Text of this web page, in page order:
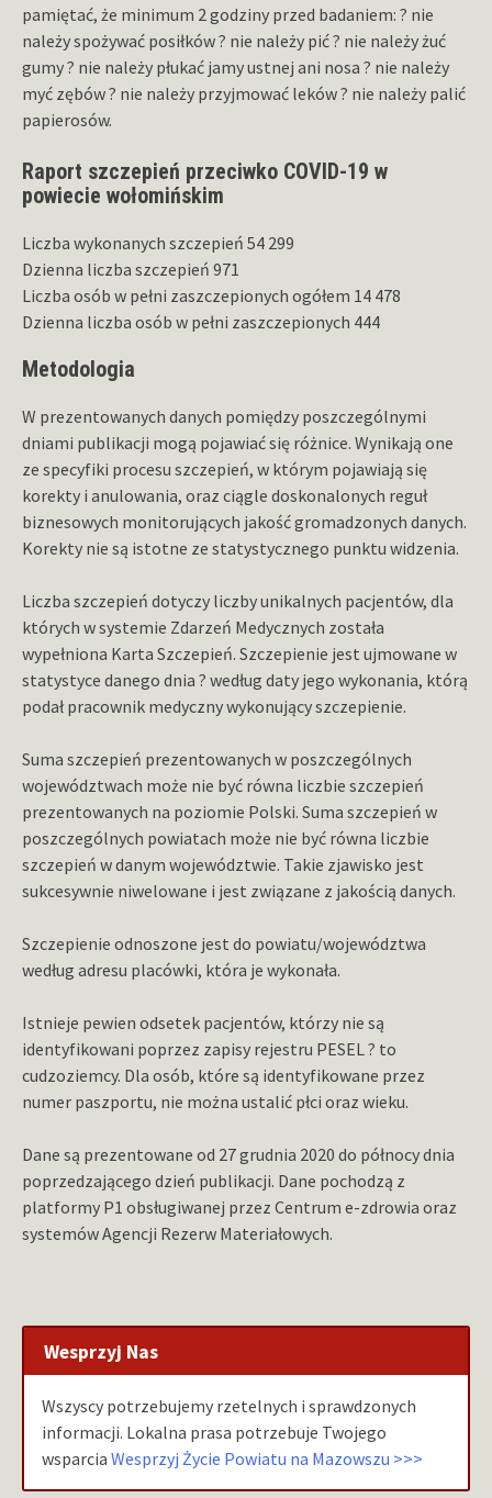
pamiętać, że minimum 2 godziny przed badaniem: ? nie
należy spożywać posiłków ? nie należy pić ? nie należy żuć
gumy ? nie należy płukać jamy ustnej ani nosa ? nie należy
myć zębów ? nie należy przyjmować leków ? nie należy palić
papierosów.
Raport szczepień przeciwko COVID-19 w
powiecie wołomińskim
Liczba wykonanych szczepień 54 299
Dzienna liczba szczepień 971
Liczba osób w pełni zaszczepionych ogółem 14 478
Dzienna liczba osób w pełni zaszczepionych 444
Metodologia
W prezentowanych danych pomiędzy poszczególnymi
dniami publikacji mogą pojawiać się różnice. Wynikają one
ze specyfiki procesu szczepień, w którym pojawiają się
korekty i anulowania, oraz ciągle doskonalonych reguł
biznesowych monitorujących jakość gromadzonych danych.
Korekty nie są istotne ze statystycznego punktu widzenia.
Liczba szczepień dotyczy liczby unikalnych pacjentów, dla
których w systemie Zdarzeń Medycznych została
wypełniona Karta Szczepień. Szczepienie jest ujmowane w
statystyce danego dnia ? według daty jego wykonania, którą
podał pracownik medyczny wykonujący szczepienie.
Suma szczepień prezentowanych w poszczególnych
województwach może nie być równa liczbie szczepień
prezentowanych na poziomie Polski. Suma szczepień w
poszczególnych powiatach może nie być równa liczbie
szczepień w danym województwie. Takie zjawisko jest
sukcesywnie niwelowane i jest związane z jakością danych.
Szczepienie odnoszone jest do powiatu/województwa
według adresu placówki, która je wykonała.
Istnieje pewien odsetek pacjentów, którzy nie są
identyfikowani poprzez zapisy rejestru PESEL ? to
cudzoziemcy. Dla osób, które są identyfikowane przez
numer paszportu, nie można ustalić płci oraz wieku.
Dane są prezentowane od 27 grudnia 2020 do północy dnia
poprzedzającego dzień publikacji. Dane pochodzą z
platformy P1 obsługiwanej przez Centrum e-zdrowia oraz
systemów Agencji Rezerw Materiałowych.
Wesprzyj Nas
Wszyscy potrzebujemy rzetelnych i sprawdzonych
informacji. Lokalna prasa potrzebuje Twojego
wsparcia Wesprzyj Życie Powiatu na Mazowszu >>>